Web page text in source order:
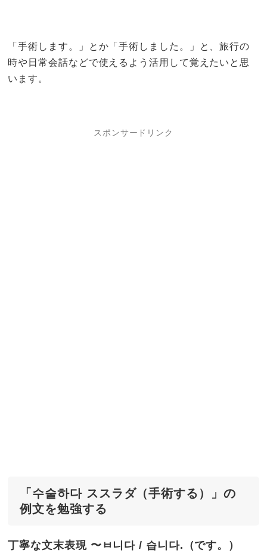
「手術します。」とか「手術しました。」と、旅行の
時や日常会話などで使えるよう活用して覚えたいと思
います。
スポンサードリンク
「수술하다 ススラダ（手術する）」の
例文を勉強する
丁寧な文末表現 〜ㅂ니다 / 습니다.（です。）